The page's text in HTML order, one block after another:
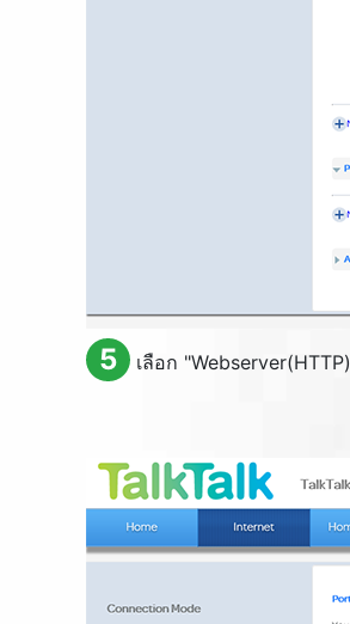
5 เลือก "Webserver(HTTP)